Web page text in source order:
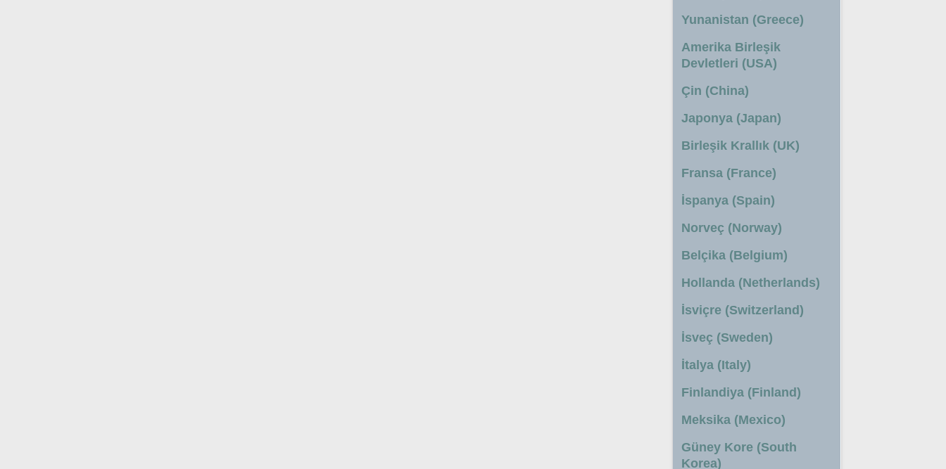
Yunanistan (Greece)
Amerika Birleşik
Devletleri (USA)
Çin (China)
Japonya (Japan)
Birleşik Krallık (UK)
Fransa (France)
İspanya (Spain)
Norveç (Norway)
Belçika (Belgium)
Hollanda (Netherlands)
İsviçre (Switzerland)
İsveç (Sweden)
İtalya (Italy)
Finlandiya (Finland)
Meksika (Mexico)
Güney Kore (South
Korea)